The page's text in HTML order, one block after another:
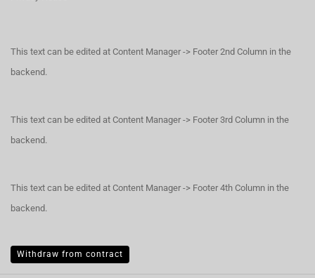
This text can be edited at Content Manager -> Footer 2nd Column in the
backend.
This text can be edited at Content Manager -> Footer 3rd Column in the
backend.
This text can be edited at Content Manager -> Footer 4th Column in the
backend.
Withdraw from contract